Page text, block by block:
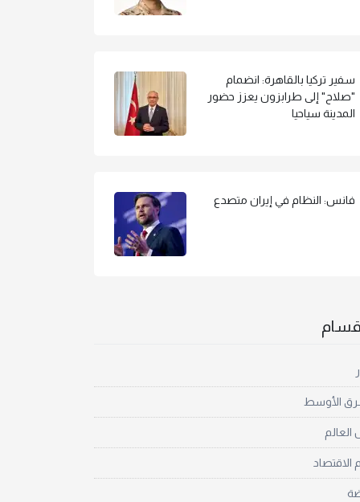
سفير تركيا بالقاهرة: انضمام
"صلاح" إلى طرابزون يعزز حضور
المدينة سياحيا
فانس: النظام في إيران متصدع
الأوسط
العالم
الاقتصاد